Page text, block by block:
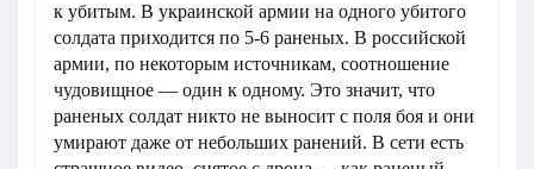
к убитым. В украинской армии на одного убитого
солдата приходится по 5-6 раненых. В российской
армии, по некоторым источникам, соотношение
чудовищное — один к одному. Это значит, что
раненых солдат никто не выносит с поля боя и они
умирают даже от небольших ранений. В сети есть